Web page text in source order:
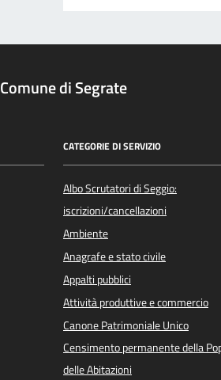
Comune di Segrate
CATEGORIE DI SERVIZIO
Albo Scrutatori di Seggio:
iscrizioni/cancellazioni
Ambiente
Anagrafe e stato civile
Appalti pubblici
Attività produttive e commercio
Canone Patrimoniale Unico
Censimento permanente della
delle Abitazioni